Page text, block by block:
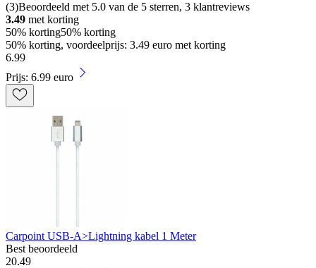
(3)Beoordeeld met 5.0 van de 5 sterren, 3 klantreviews
3.49 met korting
50% korting50% korting
50% korting, voordeelprijs: 3.49 euro met korting
6.99
Prijs: 6.99 euro
Carpoint USB-A>Lightning kabel 1 Meter
Best beoordeeld
20.49